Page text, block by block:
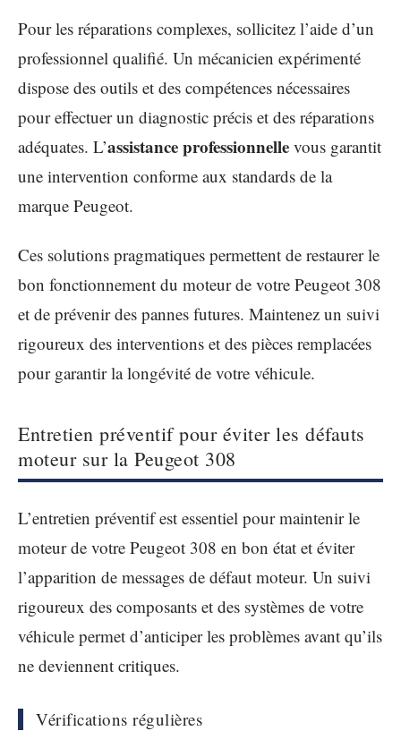
Pour les réparations complexes, sollicitez l’aide d’un
professionnel qualifié. Un mécanicien expérimenté
dispose des outils et des compétences nécessaires
pour effectuer un diagnostic précis et des réparations
adéquates. L’assistance professionnelle vous garantit
une intervention conforme aux standards de la
marque Peugeot.
Ces solutions pragmatiques permettent de restaurer le
bon fonctionnement du moteur de votre Peugeot 308
et de prévenir des pannes futures. Maintenez un suivi
rigoureux des interventions et des pièces remplacées
pour garantir la longévité de votre véhicule.
Entretien préventif pour éviter les défauts
moteur sur la Peugeot 308
L’entretien préventif est essentiel pour maintenir le
moteur de votre Peugeot 308 en bon état et éviter
l’apparition de messages de défaut moteur. Un suivi
rigoureux des composants et des systèmes de votre
véhicule permet d’anticiper les problèmes avant qu’ils
ne deviennent critiques.
Vérifications régulières